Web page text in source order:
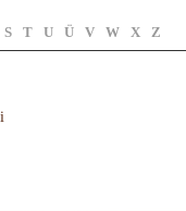
S T U Ü V W X Z